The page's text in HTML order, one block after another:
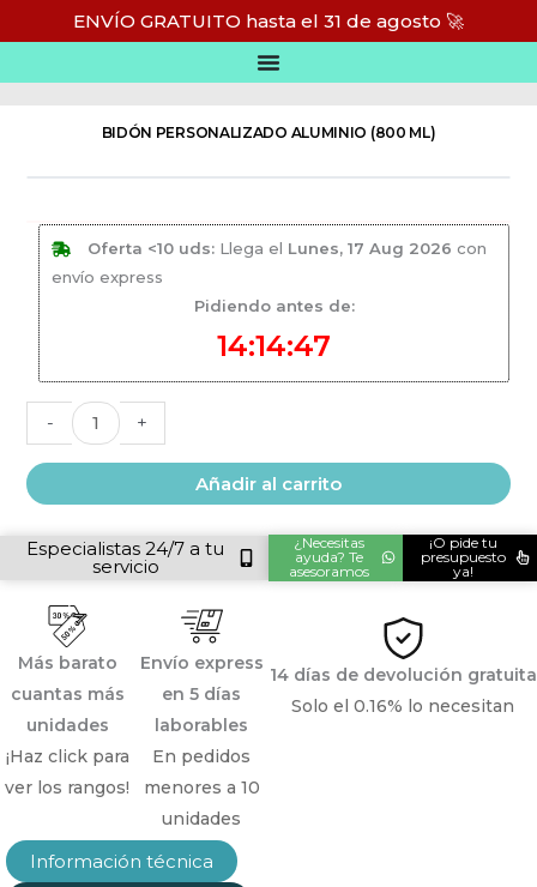
al
contenido
ENVÍO GRATUITO hasta el 31 de agosto 🚀
Botellas y bidones personalizados
BIDÓN PERSONALIZADO ALUMINIO (800 ML)
Oferta <10 uds: Llega el Lunes, 17 Aug 2026 con
envío express
Pidiendo antes de:
14:14:47
-
Bidón
personalizado
aluminio
(800
ml)
cantidad
+
Añadir al carrito
¡O pide tu
presupuesto
ya!
Especialistas 24/7 a tu
servicio
¿Necesitas
ayuda? Te
asesoramos
Más barato
cuantas más
unidades
¡Haz click para
ver los rangos!
Envío express
en 5 días
laborables
En pedidos
menores a 10
unidades
14 días de devolución gratuita
Solo el 0.16% lo necesitan
Información técnica